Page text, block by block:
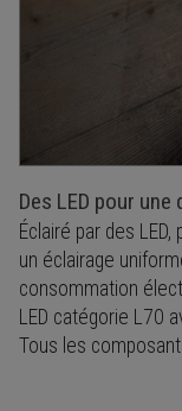
Des LED pour
Éclairé par des
un éclairage
consommation
LED catégorie L70
Tous les